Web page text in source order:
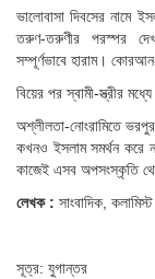
ভালোবাসা দিবসের নামে
তরুণ-তরুণীর পরস্পর দেখা-
সম্পূর্ণভাবে হারাম।
বিয়ের পর স্বামী-স্ত্রীর
অশ্লীলতা-নোংরামিতে
কখনও ইসলাম সমর্থন করে
কাজেই এসব অপসংস্কৃতি
লেখক : সাংবাদিক,
সূত্র: যুগান্তর